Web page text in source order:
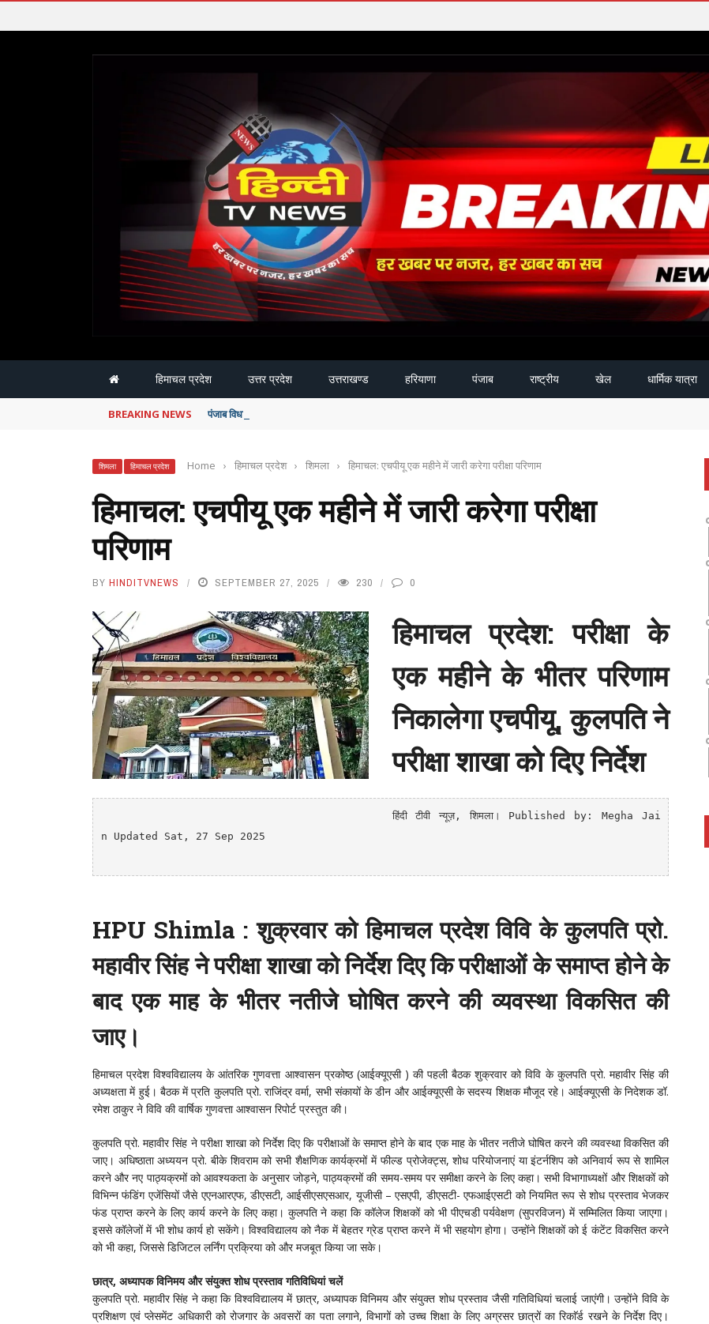
हिमाचल प्रदेश उत्तर प्रदेश उत्तराखण्ड हरियाणा पंजाब राष्ट्रीय खेल धार्मिक यात्रा
BREAKING NEWS पंजाब विधानसभा: कनाडा में फंसे छात्रों को पंजाब सरकार देगी पूरी मदद
शिमला हिमाचल प्रदेश Home › हिमाचल प्रदेश › शिमला › हिमाचल: एचपीयू एक महीने में जारी करेगा परीक्षा परिणाम
हिमाचल: एचपीयू एक महीने में जारी करेगा परीक्षा
परिणाम
BY HINDITVNEWS SEPTEMBER 27, 2025 230 0
हिमाचल प्रदेश: परीक्षा के
एक महीने के भीतर परिणाम
निकालेगा एचपीयू, कुलपति ने
परीक्षा शाखा को दिए निर्देश
हिंदी टीवी न्यूज़, शिमला।
Published by: Megha Jai
n Updated Sat, 27 Sep 2025
HPU Shimla : शुक्रवार को हिमाचल प्रदेश विवि के कुलपति प्रो.
महावीर सिंह ने परीक्षा शाखा को निर्देश दिए कि परीक्षाओं के समाप्त होने के
बाद एक माह के भीतर नतीजे घोषित करने की व्यवस्था विकसित की
जाए।
हिमाचल प्रदेश विश्वविद्यालय के आंतरिक गुणवत्ता आश्वासन प्रकोष्ठ (आईक्यूएसी ) की पहली बैठक शुक्रवार को विवि के कुलपति प्रो. महावीर सिंह की
अध्यक्षता में हुई। बैठक में प्रति कुलपति प्रो. राजिंद्र वर्मा, सभी संकायों के डीन और आईक्यूएसी के सदस्य शिक्षक मौजूद रहे। आईक्यूएसी के निदेशक डॉ.
रमेश ठाकुर ने विवि की वार्षिक गुणवत्ता आश्वासन रिपोर्ट प्रस्तुत की।
कुलपति प्रो. महावीर सिंह ने परीक्षा शाखा को निर्देश दिए कि परीक्षाओं के समाप्त होने के बाद एक माह के भीतर नतीजे घोषित करने की व्यवस्था विकसित की
जाए। अधिष्ठाता अध्ययन प्रो. बीके शिवराम को सभी शैक्षणिक कार्यक्रमों में फील्ड प्रोजेक्ट्स, शोध परियोजनाएं या इंटर्नशिप को अनिवार्य रूप से शामिल
करने और नए पाठ्यक्रमों को आवश्यकता के अनुसार जोड़ने, पाठ्यक्रमों की समय-समय पर समीक्षा करने के लिए कहा। सभी विभागाध्यक्षों और शिक्षकों को
विभिन्न फंडिंग एजेंसियों जैसे एएनआरएफ, डीएसटी, आईसीएसएसआर, यूजीसी – एसएपी, डीएसटी- एफआईएसटी को नियमित रूप से शोध प्रस्ताव भेजकर
फंड प्राप्त करने के लिए कार्य करने के लिए कहा। कुलपति ने कहा कि कॉलेज शिक्षकों को भी पीएचडी पर्यवेक्षण (सुपरविजन) में सम्मिलित किया जाएगा।
इससे कॉलेजों में भी शोध कार्य हो सकेंगे। विश्वविद्यालय को नैक में बेहतर ग्रेड प्राप्त करने में भी सहयोग होगा। उन्होंने शिक्षकों को ई कंटेंट विकसित करने
को भी कहा, जिससे डिजिटल लर्निंग प्रक्रिया को और मजबूत किया जा सके।
छात्र, अध्यापक विनिमय और संयुक्त शोध प्रस्ताव गतिविधियां चलें
कुलपति प्रो. महावीर सिंह ने कहा कि विश्वविद्यालय में छात्र, अध्यापक विनिमय और संयुक्त शोध प्रस्ताव जैसी गतिविधियां चलाई जाएंगी। उन्होंने विवि के
प्रशिक्षण एवं प्लेसमेंट अधिकारी को रोजगार के अवसरों का पता लगाने, विभागों को उच्च शिक्षा के लिए अग्रसर छात्रों का रिकाॅर्ड रखने के निर्देश दिए।